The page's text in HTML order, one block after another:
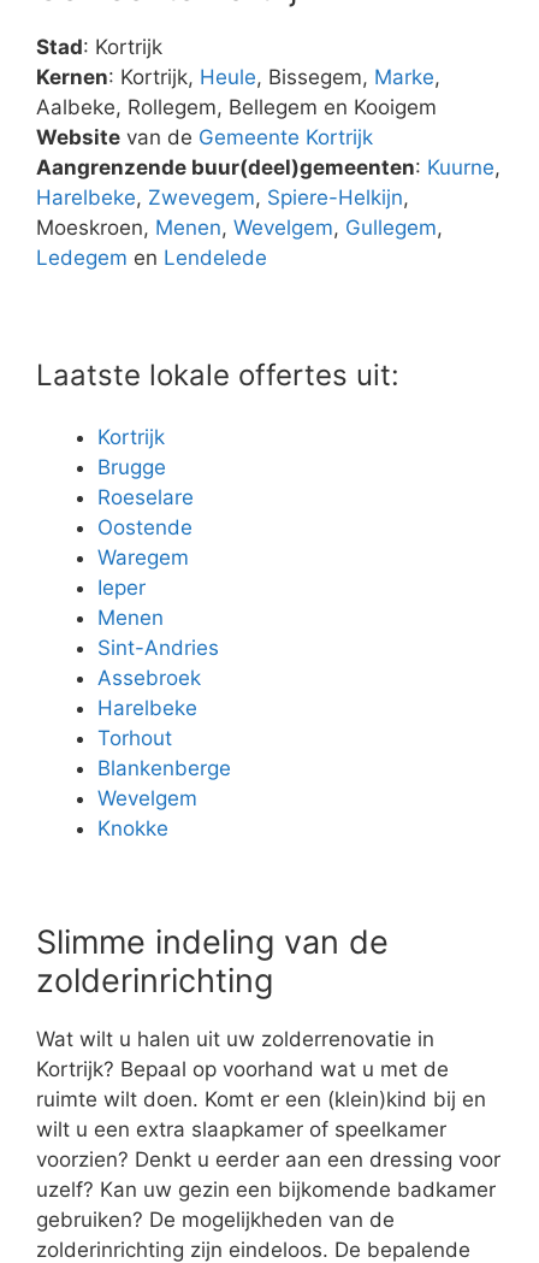
Stad: Kortrijk
Kernen: Kortrijk, Heule, Bissegem, Marke,
Aalbeke, Rollegem, Bellegem en Kooigem
Website van de Gemeente Kortrijk
Aangrenzende buur(deel)gemeenten: Kuurne,
Harelbeke, Zwevegem, Spiere-Helkijn,
Moeskroen, Menen, Wevelgem, Gullegem,
Ledegem en Lendelede
Laatste lokale offertes uit:
Kortrijk
Brugge
Roeselare
Oostende
Waregem
Ieper
Menen
Sint-Andries
Assebroek
Harelbeke
Torhout
Blankenberge
Wevelgem
Knokke
Slimme indeling van de
zolderinrichting
Wat wilt u halen uit uw zolderrenovatie in
Kortrijk? Bepaal op voorhand wat u met de
ruimte wilt doen. Komt er een (klein)kind bij en
wilt u een extra slaapkamer of speelkamer
voorzien? Denkt u eerder aan een dressing voor
uzelf? Kan uw gezin een bijkomende badkamer
gebruiken? De mogelijkheden van de
zolderinrichting zijn eindeloos. De bepalende